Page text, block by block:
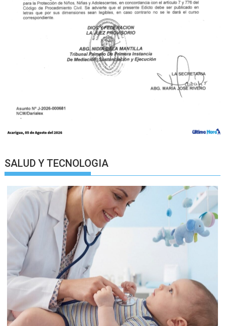
SALUD Y TECNOLOGIA